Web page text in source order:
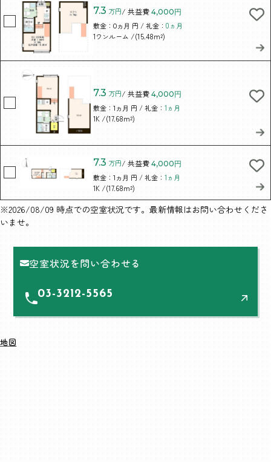
7.3 万円/ 共益費 4,000円
敷金：0ヵ月 円 / 礼金：0ヵ月
1ワンルーム /(15.48m²)
7.3 万円/ 共益費 4,000円
敷金：1ヵ月 円 / 礼金：1ヵ月
1K /(17.68m²)
7.3 万円/ 共益費 4,000円
敷金：1ヵ月 円 / 礼金：1ヵ月
1K /(17.68m²)
※2026/08/09 時点での空室状況です。最新情報はお問い合わせくださ
いませ。
空室状況を問い合わせる
03-3212-5565
地図